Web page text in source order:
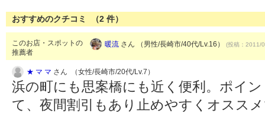
おすすめのクチコミ （2 件）
このお店・スポットの
推薦者
暖流 さん （男性/長崎市/40代/Lv.16） (投稿：2011/
★ マ マ さん （女性/長崎市/20代/Lv.7）
浜の町にも思案橋にも近く便利。ポイ
て、夜間割引もあり止めやすくオスス